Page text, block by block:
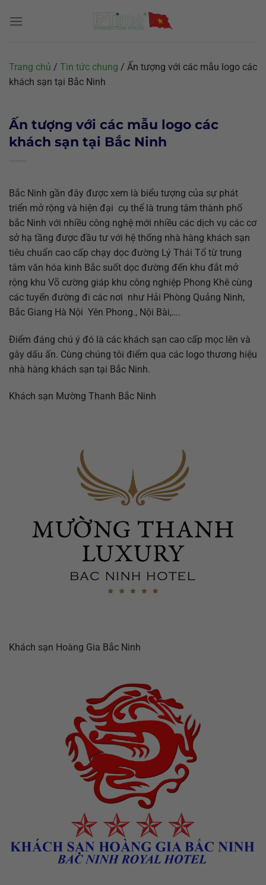
đến
Trang chủ / Tin tức chung / Ấn tượng với các mẫu logo các
khách sạn tại Bắc Ninh
Ấn tượng với các mẫu logo các
khách sạn tại Bắc Ninh
Bắc Ninh gần đây được xem là biểu tượng của sự phát
triển mở rộng và hiện đại cụ thể là trung tâm thành phố
bắc Ninh với nhiều công nghệ mới nhiều các dịch vụ các cơ
sở hạ tầng được đầu tư với hệ thống nhà hàng khách sạn
tiêu chuẩn cao cấp chạy dọc đường Lý Thái Tổ từ trung
tâm văn hóa kinh Bắc suốt dọc đường đến khu đắt mở
rộng khu Võ cường giáp khu công nghiệp Phong Khê cùng
các tuyến đường đi các nơi như Hải Phòng Quảng Ninh,
Bắc Giang Hà Nội Yên Phong., Nội Bài,….
Điểm đáng chú ý đó là các khách sạn cao cấp mọc lên và
gây dấu ấn. Cùng chúng tôi điểm qua các logo thương hiệu
nhà hàng khách sạn tại Bắc Ninh.
Khách sạn Mường Thanh Bắc Ninh
Khách sạn Hoàng Gia Bắc Ninh